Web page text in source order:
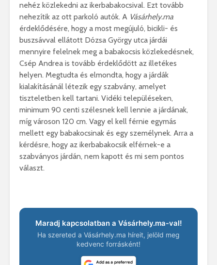
nehéz közlekedni az ikerbabakocsival. Ezt tovább
nehezítik az ott parkoló autók. A Vásárhely.ma
érdeklődésére, hogy a most megújuló, bicikli- és
buszsávval ellátott Dózsa György utca járdái
mennyire felelnek meg a babakocsis közlekedésnek,
Csép Andrea is tovább érdeklődött az illetékes
helyen. Megtudta és elmondta, hogy a járdák
kialakításánál létezik egy szabvány, amelyet
tiszteletben kell tartani. Vidéki településeken,
minimum 90 centi szélesnek kell lennie a járdának,
míg városon 120 cm. Vagy el kell férnie egymás
mellett egy babakocsinak és egy személynek. Arra a
kérdésre, hogy az ikerbabakocsik elférnek-e a
szabványos járdán, nem kapott és mi sem pontos
választ.
Maradj kapcsolatban a Vásárhely.ma-val!
Ha szereted a Vásárhely.ma híreit, jelöld meg
kedvenc forrásként!